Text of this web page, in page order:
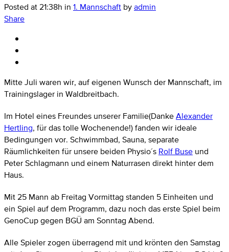
Posted at 21:38h in 1. Mannschaft byadmin
Share
Mitte Juli waren wir, auf eigenen Wunsch der Mannschaft, im
Trainingslager in Waldbreitbach.
Im Hotel eines Freundes unserer Familie(DankeAlexander
Hertling, für das tolle Wochenende!) fanden wir ideale
Bedingungen vor. Schwimmbad, Sauna, separate
Räumlichkeiten für unsere beiden Physio´s Rolf Buse und
Peter Schlagmann und einem Naturrasen direkt hinter dem
Haus.
Mit 25 Mann ab Freitag Vormittag standen 5 Einheiten und
ein Spiel auf dem Programm, dazu noch das erste Spiel beim
GenoCup gegen BGÜ am Sonntag Abend.
Alle Spieler zogen überragend mit und krönten den Samstag